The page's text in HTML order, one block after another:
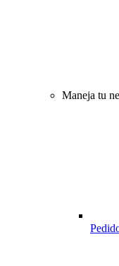
Maneja tu